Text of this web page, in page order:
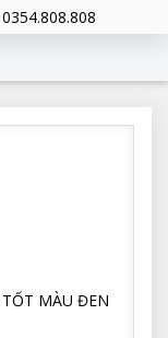
0354.808.808